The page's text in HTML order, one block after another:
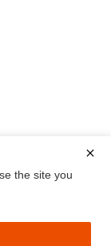
the site you